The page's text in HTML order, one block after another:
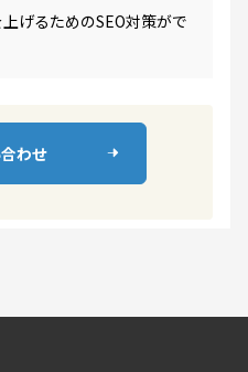
げるためのSEO対策がで
わせ